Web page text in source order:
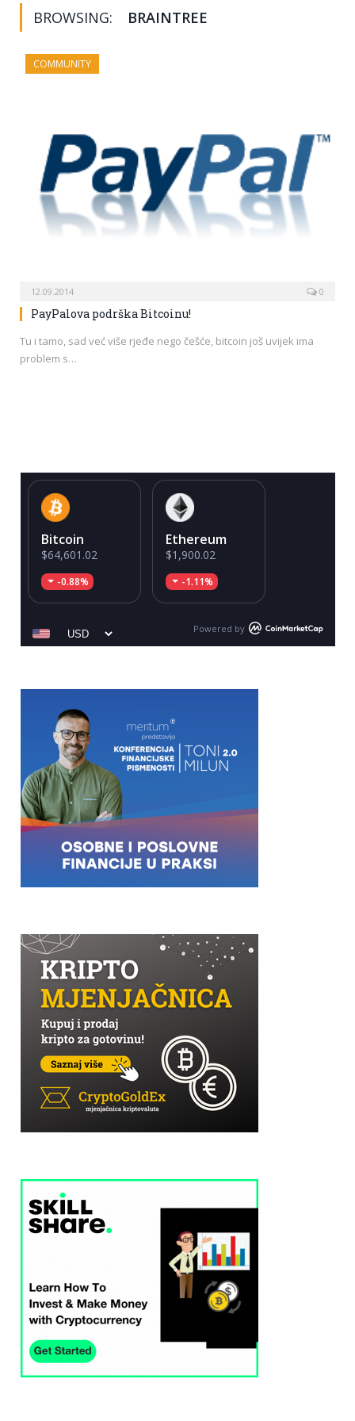
BROWSING: BRAINTREE
COMMUNITY
12.09.2014 0
PayPalova podrška Bitcoinu!
Tu i tamo, sad već više rjeđe nego češće, bitcoin još uvijek ima
problem s…
Bitcoin
$64,601.02
-0.88%
Ethereum
$1,900.02
-1.11%
Powered by